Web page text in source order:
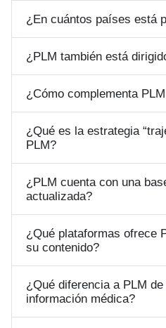
¿En cuántos países está
¿PLM también está
¿Cómo complementa
¿Qué es la estrategia
PLM?
¿PLM cuenta con una
actualizada?
¿Qué plataformas ofrece
su contenido?
¿Qué diferencia a PLM
información médica?